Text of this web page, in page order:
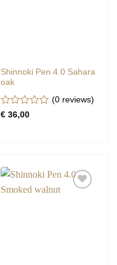
Shinnoki Pen 4.0 Sahara
oak
Gewaardeerd
(0reviews)
€36,00